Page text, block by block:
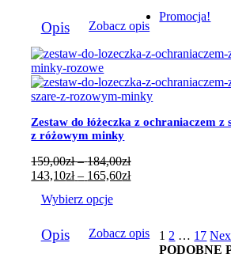
184,00zł
143,10zł
do
produkt
ma
wiele
wariantów.
Opcje
można
wybrać
na
stronie
produktu
Opis Zobacz opis
Promocja!
Zestaw do łóżeczka z ochraniaczem
z różowym minky
159,00zł – 184,00złZakres
cen:
184,00zł
143,10zł – 165,60złZakres
do
165,60zł
Wybierz opcje
produkt
Opis Zobacz opis 1 2 … 17
PODOBNE